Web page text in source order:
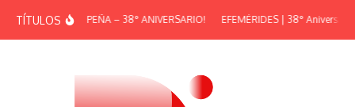
TÍTULOS¡GRAN PEÑA – 38° ANIVERSARIO! EFEMÉRIDES | 38°